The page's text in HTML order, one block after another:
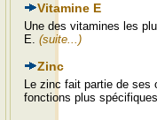
Vitamine E
Une des vitamines les
E. (suite...)
Zinc
Le zinc fait partie de ses
fonctions plus